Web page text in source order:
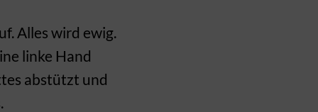
Alles wird ewig.
linke Hand
abstützt und